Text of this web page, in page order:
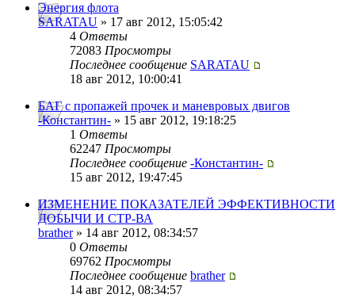
Энергия флота
SARATAU » 17 авг 2012, 15:05:42
4 Ответы
72083 Просмотры
Последнее сообщение SARATAU
18 авг 2012, 10:00:41
БАГ с пропажей прочек и маневровых двигов
-Константин- » 15 авг 2012, 19:18:25
1 Ответы
62247 Просмотры
Последнее сообщение -Константин-
15 авг 2012, 19:47:45
ИЗМЕНЕНИЕ ПОКАЗАТЕЛЕЙ ЭФФЕКТИВНОСТИ
ДОБЫЧИ И СТР-ВА
brather» 14 авг 2012, 08:34:57
0 Ответы
69762 Просмотры
Последнее сообщение brather
14 авг 2012, 08:34:57